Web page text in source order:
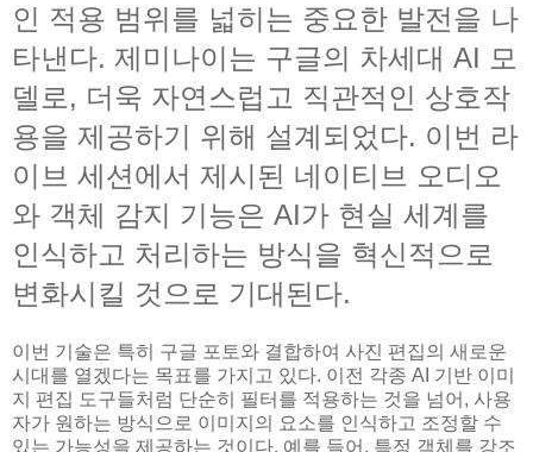
인 적용 범위를 넓히는 중요한 발전을 나
타낸다. 제미나이는 구글의 차세대 AI 모
델로, 더욱 자연스럽고 직관적인 상호작
용을 제공하기 위해 설계되었다. 이번 라
이브 세션에서 제시된 네이티브 오디오
와 객체 감지 기능은 AI가 현실 세계를
인식하고 처리하는 방식을 혁신적으로
변화시킬 것으로 기대된다.
이번 기술은 특히 구글 포토와 결합하여 사진 편집의 새로운
시대를 열겠다는 목표를 가지고 있다. 이전 각종 AI 기반 이미
지 편집 도구들처럼 단순히 필터를 적용하는 것을 넘어, 사용
자가 원하는 방식으로 이미지의 요소를 인식하고 조정할 수
있는 가능성을 제공하는 것이다. 예를 들어, 특정 객체를 강조